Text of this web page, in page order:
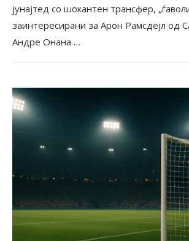
јунајтед со шокантен трансфер,
заинтересирани за Арон Рамсдејл од
Андре Онана …